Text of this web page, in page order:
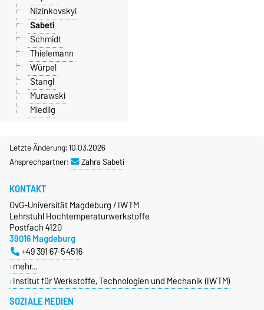
Nizinkovskyi
Sabeti
Schmidt
Thielemann
Würpel
Stangl
Murawski
Miedlig
Letzte Änderung: 10.03.2026
Ansprechpartner:
Zahra Sabeti
SOZIALE MEDIEN
KONTAKT
OvG-Universität Magdeburg / IWTM
Lehrstuhl Hochtemperaturwerkstoffe
Postfach 4120
39016 Magdeburg
+49 391 67-54516
mehr…
Institut für Werkstoffe, Technologien und Mechanik (IWTM)